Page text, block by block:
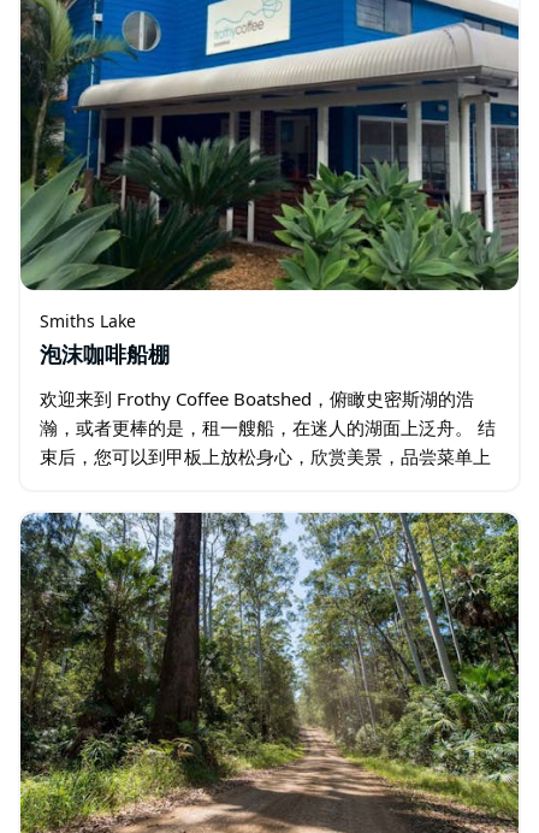
Smiths Lake
泡沫咖啡船棚
欢迎来到 Frothy Coffee Boatshed，俯瞰史密斯湖的浩
瀚，或者更棒的是，租一艘船，在迷人的湖面上泛舟。 结
束后，您可以到甲板上放松身心，欣赏美景，品尝菜单上